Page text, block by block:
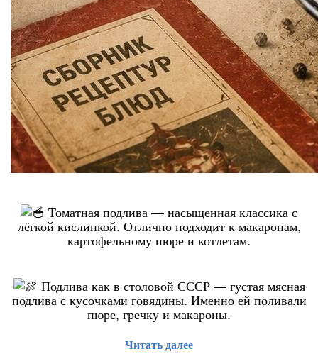
Томатная подлива — насыщенная классика с
лёгкой кислинкой. Отлично подходит к макаронам,
картофельному пюре и котлетам.
Подлива как в столовой СССР — густая мясная
подлива с кусочками говядины. Именно ей поливали
пюре, гречку и макароны.
Читать далее